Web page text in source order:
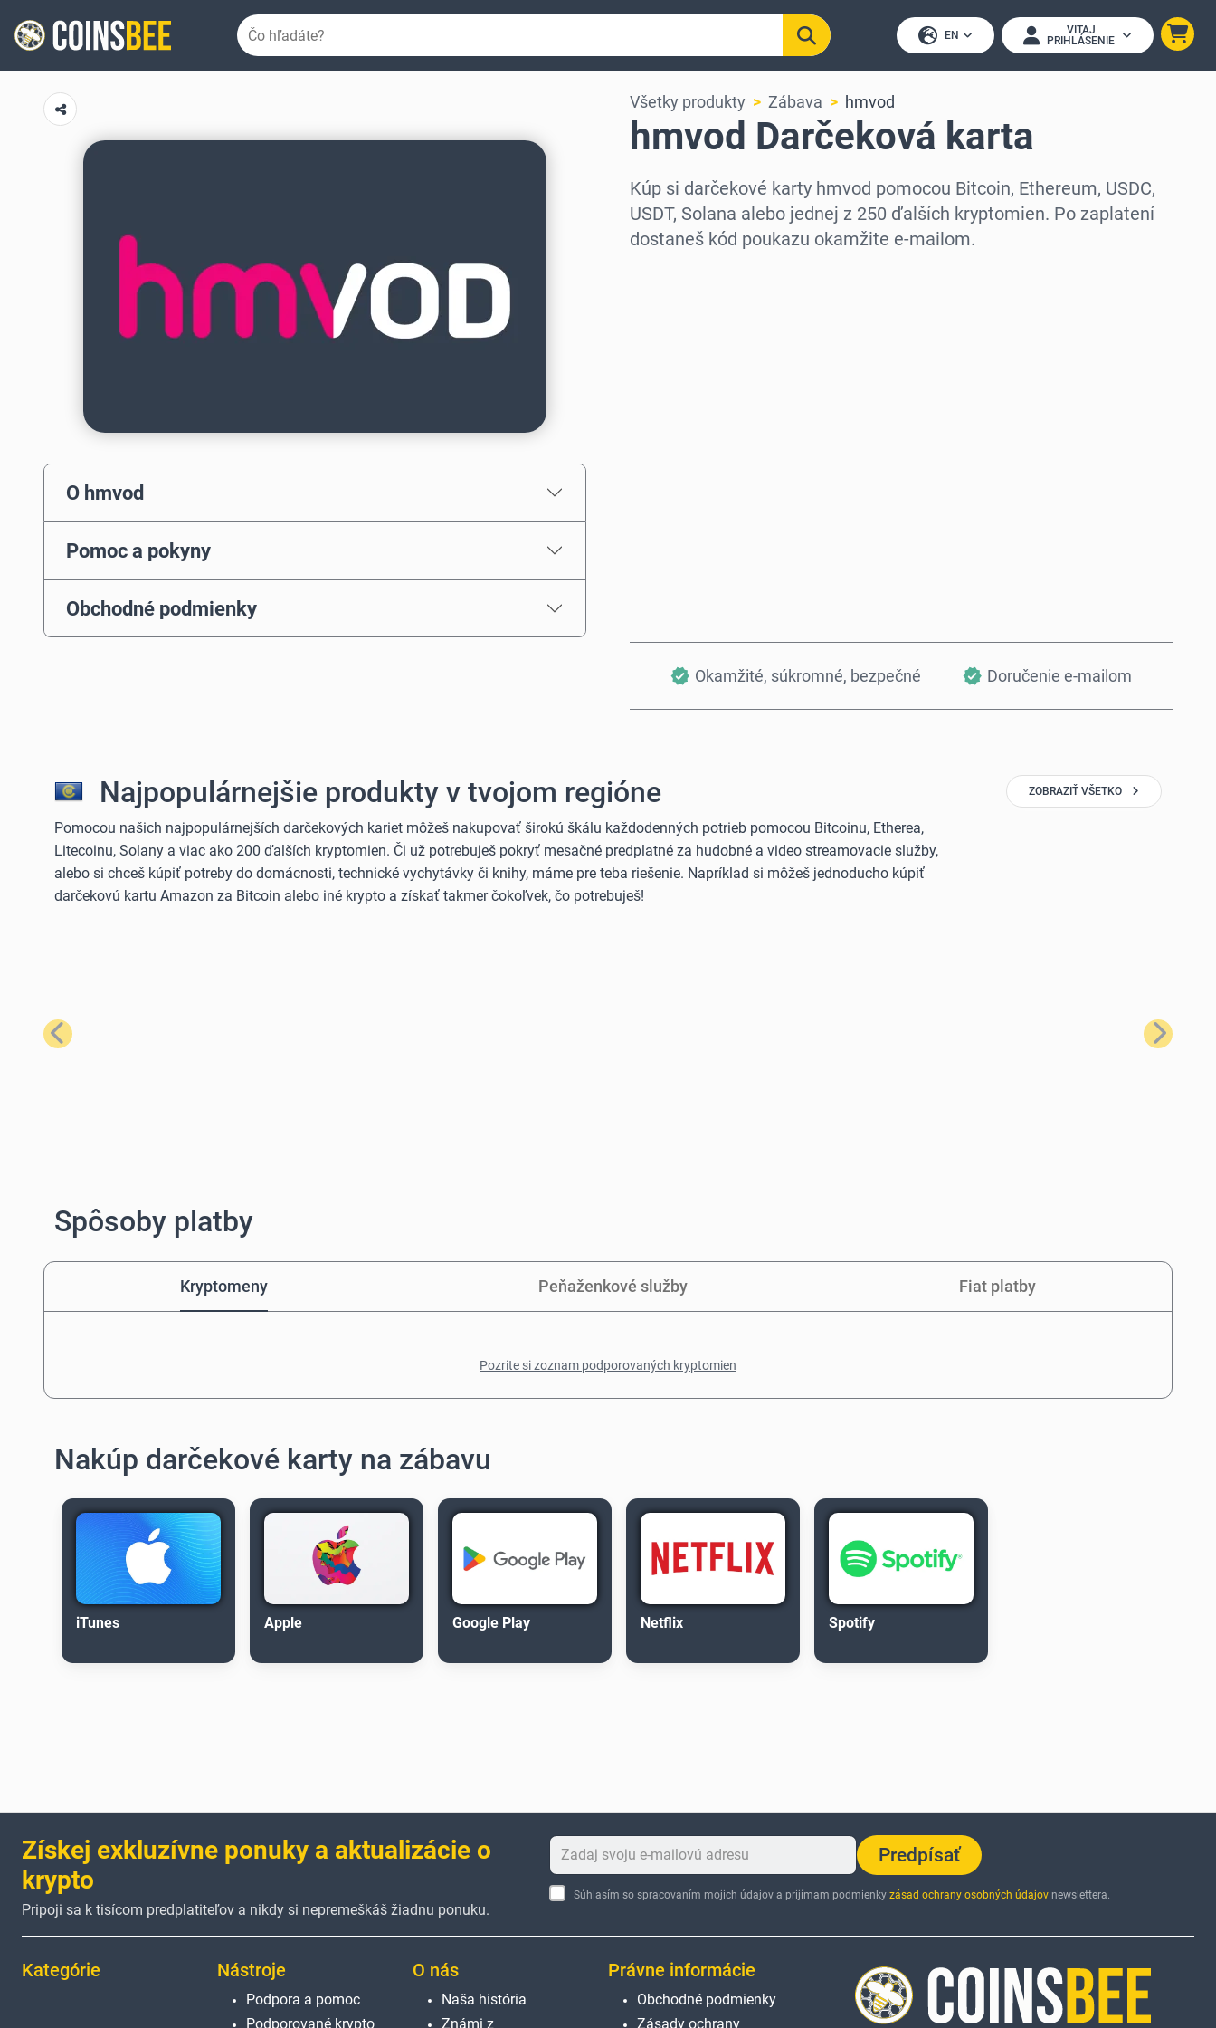
EN
VITAJ
PRIHLÁSENIE
O hmvod
Pomoc a pokyny
Obchodné podmienky
Všetky produkty Zábava hmvod
hmvod Darčeková karta
Kúp si darčekové karty hmvod pomocou Bitcoin, Ethereum, USDC,
USDT, Solana alebo jednej z 250 ďalších kryptomien. Po zaplatení
dostaneš kód poukazu okamžite e-mailom.
Okamžité, súkromné, bezpečné Doručenie e-mailom
Najpopulárnejšie produkty v tvojom regióne
Pomocou našich najpopulárnejších darčekových kariet môžeš nakupovať širokú škálu každodenných potrieb pomocou Bitcoinu, Etherea,
Litecoinu, Solany a viac ako 200 ďalších kryptomien. Či už potrebuješ pokryť mesačné predplatné za hudobné a video streamovacie služby,
alebo si chceš kúpiť potreby do domácnosti, technické vychytávky či knihy, máme pre teba riešenie. Napríklad si môžeš jednoducho kúpiť
darčekovú kartu Amazon za Bitcoin alebo iné krypto a získať takmer čokoľvek, čo potrebuješ!
ZOBRAZIŤ VŠETKO
Predchádzajúci Ďalší
Spôsoby platby
Kryptomeny Peňaženkové služby Fiat platby
Pozrite si zoznam podporovaných kryptomien
Nakúp darčekové karty na zábavu
iTunes Apple Google Play Netflix Spotify
Získej exkluzívne ponuky a aktualizácie o
krypto
Pripoji sa k tisícom predplatiteľov a nikdy si nepremeškáš žiadnu ponuku.
Predpísať
Súhlasím so spracovaním mojich údajov a prijímam podmienky zásad ochrany osobných údajovnewslettera.
Kategórie Nástroje
Podpora a pomoc
Podporované krypto
O nás
Naša história
Známi z
Právne informácie
Obchodné podmienky
Zásady ochrany